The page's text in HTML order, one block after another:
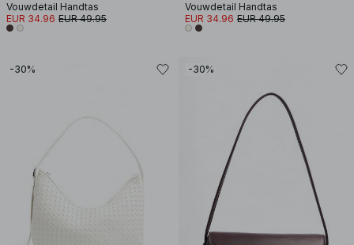
Vouwdetail Handtas
EUR 34.96 EUR 49.95
Vouwdetail Handtas
EUR 34.96 EUR 49.95
-30% -30%